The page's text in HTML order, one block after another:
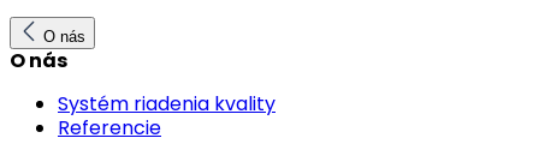
O nás
O nás
Systém riadenia kvality
Referencie